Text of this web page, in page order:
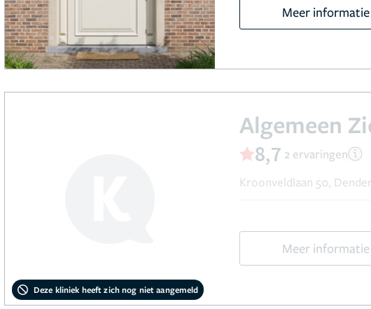
Meer informatie
Deze kliniek heeft zich nog niet aangemeld
Algemeen
8,7 2 ervaringen
Kroonveldlaan 50,
Meer informatie